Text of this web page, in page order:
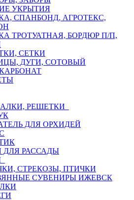
УКРЫТИЯ
СПАНБОНД, АГРОТЕКС,
ТРОТУАТНАЯ, БОРДЮР П/П,
СЕТКИ
ДУГИ, СОТОВЫЙ
РЕШЕТКИ
ДЛЯ ОРХИДЕЙ
ДЛЯ РАССАДЫ
СТРЕКОЗЫ, ПТИЧКИ
СУВЕНИРЫ ИЖЕВСК